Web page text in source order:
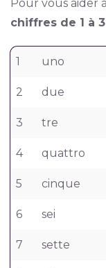
Pour vous aider
chiffres de 1 à
1 uno
2 due
3 tre
4 quattro
5 cinque
6 sei
7 sette